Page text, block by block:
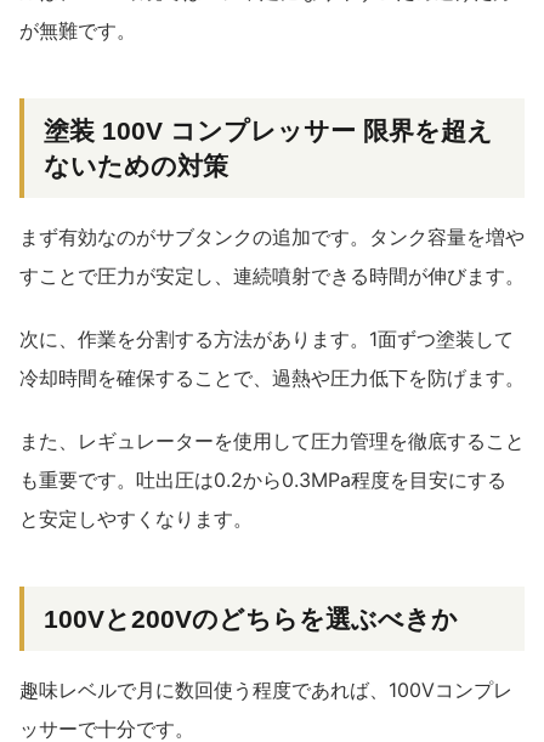
が無難です。
塗装 100V コンプレッサー 限界を超え
ないための対策
まず有効なのがサブタンクの追加です。タンク容量を増や
すことで圧力が安定し、連続噴射できる時間が伸びます。
次に、作業を分割する方法があります。1面ずつ塗装して
冷却時間を確保することで、過熱や圧力低下を防げます。
また、レギュレーターを使用して圧力管理を徹底すること
も重要です。吐出圧は0.2から0.3MPa程度を目安にする
と安定しやすくなります。
100Vと200Vのどちらを選ぶべきか
趣味レベルで月に数回使う程度であれば、100Vコンプレ
ッサーで十分です。